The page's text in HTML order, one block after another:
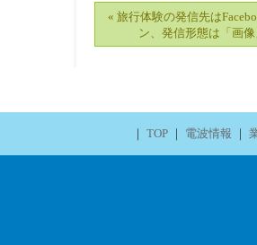
« 旅行体験の発信先は
ン、発信形態は「画
｜ TOP｜ 電波情報 ｜